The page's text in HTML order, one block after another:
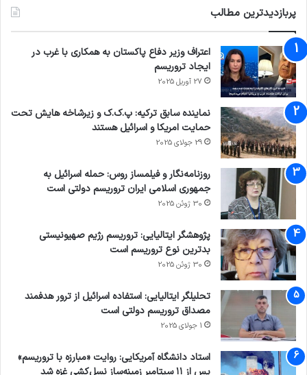
پربازدیدترین مطالب
اعتراف وزیر دفاع پاکستان به همکاری با غرب در
ایجاد تروریسم
27 آوریل 2025
نماینده سابق ترکیه: پ.ک.ک و زیرشاخه هایش تحت
حمایت امریکا و اسرائیل هستند
29 جولای 2025
روزنامه‌نگار و فیلمساز روس: حمله اسرائیل به
جمهوری اسلامی ایران تروریسم دولتی است
30 ژوئن 2025
پژوهشگر ایتالیایی: تروریسم رژیم صهیونیستی
بدترین نوع تروریسم است
30 ژوئن 2025
تحلیلگر ایتالیایی: استفاده اسرائیل از ترور هدفمند
مصداق تروریسم دولتی است
1 جولای 2025
استاد دانشگاه آمریکایی: روایت «مبارزه با تروریسم»
پس از ۱۱ سپتامبر زمینه‌ساز نسل‌کشی غزه شد